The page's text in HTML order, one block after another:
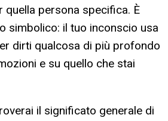
quella persona specifica. È
simbolico: il tuo inconscio usa
dirti qualcosa di più profondo
e su quello che stai
il significato generale di